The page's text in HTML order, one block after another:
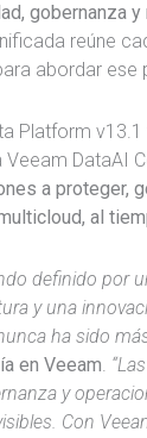
gobernanza y
reúne
abordar ese
Platform
DataAI
a proteger,
al
definido por
y una
ha sido
en Veeam.
y
Con